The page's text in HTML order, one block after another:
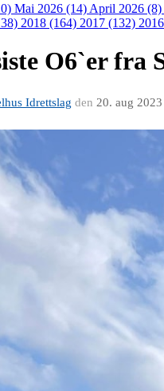
Mai 2026 (14) April 2026 (8)
2018 (164) 2017 (132)
O6`er fra
Idrettslag den 20. aug 2023